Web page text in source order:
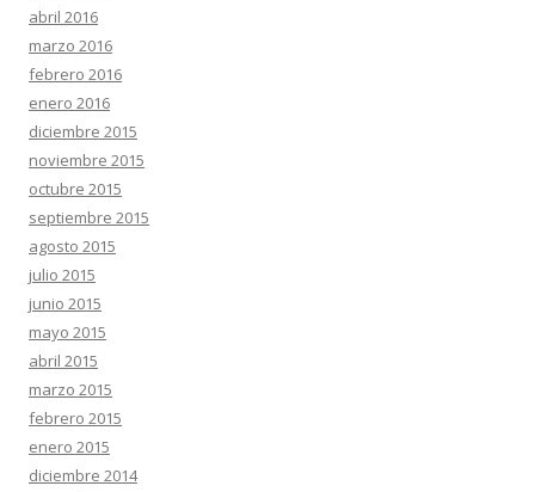
abril 2016
marzo 2016
febrero 2016
enero 2016
diciembre 2015
noviembre 2015
octubre 2015
septiembre 2015
agosto 2015
julio 2015
junio 2015
mayo 2015
abril 2015
marzo 2015
febrero 2015
enero 2015
diciembre 2014